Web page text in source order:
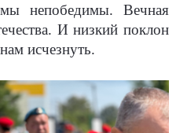
непобедимы. Вечная
И низкий поклон
исчезнуть.